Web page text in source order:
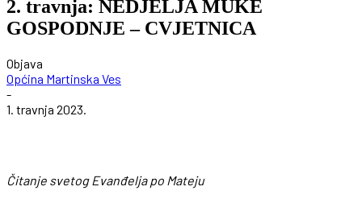
2. travnja: NEDJELJA MUKE
GOSPODNJE – CVJETNICA
Objava
Općina Martinska Ves
-
1. travnja 2023.
Čitanje svetog Evanđelja po Mateju